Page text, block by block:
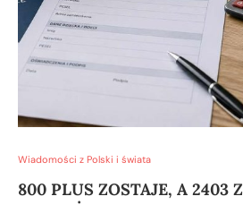
Wiadomości z Polski i świata
800 PLUS ZOSTAJE, A 2403